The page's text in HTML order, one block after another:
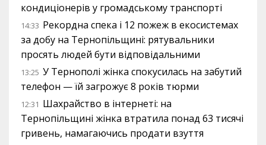
кондиціонерів у громадському транспорті
14:33 Рекордна спека і 12 пожеж в екосистемах
за добу на Тернопільщині: рятувальники
просять людей бути відповідальними
13:25 У Тернополі жінка спокусилась на забутий
телефон — їй загрожує 8 років тюрми
12:31 Шахрайство в інтернеті: на
Тернопільщині жінка втратила понад 63 тисячі
гривень, намагаючись продати взуття